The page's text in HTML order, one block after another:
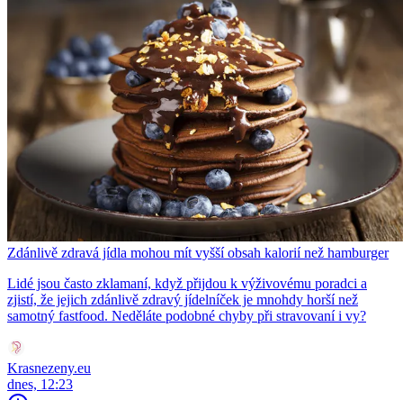
Zdánlivě zdravá jídla mohou mít vyšší obsah kalorií než hamburger
Lidé jsou často zklamaní, když přijdou k výživovému poradci a
zjistí, že jejich zdánlivě zdravý jídelníček je mnohdy horší než
samotný fastfood. Neděláte podobné chyby při stravovaní i vy?
Krasnezeny.eu
dnes, 12:23